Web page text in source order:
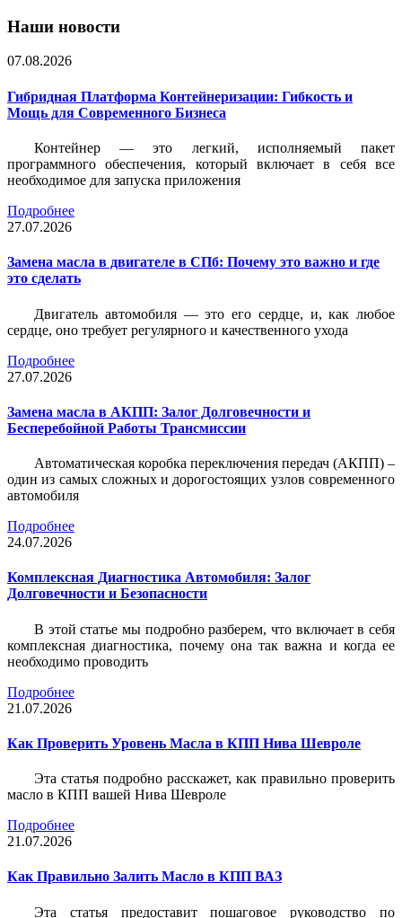
Наши новости
07.08.2026
Гибридная Платформа Контейнеризации: Гибкость и
Мощь для Современного Бизнеса
Контейнер — это легкий, исполняемый пакет
программного обеспечения, который включает в себя все
необходимое для запуска приложения
Подробнее
27.07.2026
Замена масла в двигателе в СПб: Почему это важно и где
это сделать
Двигатель автомобиля — это его сердце, и, как любое
сердце, оно требует регулярного и качественного ухода
Подробнее
27.07.2026
Замена масла в АКПП: Залог Долговечности и
Бесперебойной Работы Трансмиссии
Автоматическая коробка переключения передач (АКПП) –
один из самых сложных и дорогостоящих узлов современного
автомобиля
Подробнее
24.07.2026
Комплексная Диагностика Автомобиля: Залог
Долговечности и Безопасности
В этой статье мы подробно разберем, что включает в себя
комплексная диагностика, почему она так важна и когда ее
необходимо проводить
Подробнее
21.07.2026
Как Проверить Уровень Масла в КПП Нива Шевроле
Эта статья подробно расскажет, как правильно проверить
масло в КПП вашей Нива Шевроле
Подробнее
21.07.2026
Как Правильно Залить Масло в КПП ВАЗ
Эта статья предоставит пошаговое руководство по